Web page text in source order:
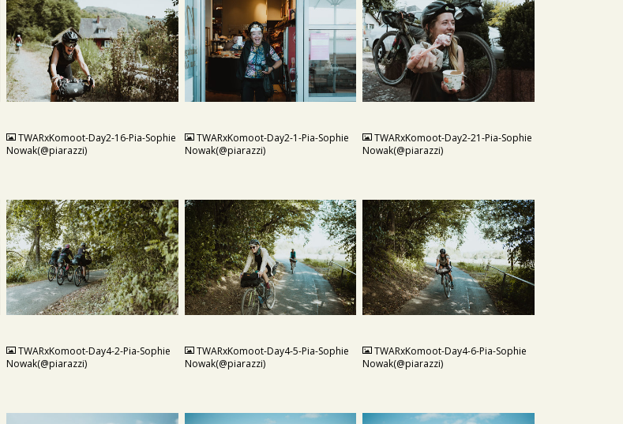
JPG
TWARxKomoot-Day2-16-Pia-Sophie
Nowak(@piarazzi)
JPG
TWARxKomoot-Day2-1-Pia-Sophie
Nowak(@piarazzi)
JPG
TWARxKomoot-Day2-21-Pia-Sophie
Nowak(@piarazzi)
JPG
TWARxKomoot-Day4-2-Pia-Sophie
Nowak(@piarazzi)
JPG
TWARxKomoot-Day4-5-Pia-Sophie
Nowak(@piarazzi)
JPG
TWARxKomoot-Day4-6-Pia-Sophie
Nowak(@piarazzi)